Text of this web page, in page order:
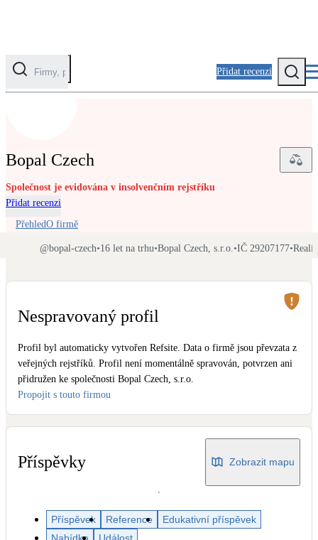
Přidat recenzi
Solární ohřev vody
Dotační, energetické služby
Solární termický systém
Na přípravu teplé vody i přitápění
Klimatizace
Teplovzdušné vytápění
Okna / dveře
Bopal Czech
Společnost je evidována v insolvenčním rejstříku
Přidat recenzi
PřehledO firmě
@bopal-czech•16 let na trhu•Bopal Czech, s.r.o.•IČ 29207177•
Nespravovaný profil
Profil byl automaticky vytvořen Refsite. Data o firmě jsou převzata z
veřejných rejstříků. Profil není momentálně spravován, potvrzen ani
přidružen ke společnosti Bopal Czech, s.r.o.
Propojit s touto firmou
Příspěvky Zobrazit mapu
Příspěvek Reference
Edukativní příspěvek
Nabídka
Událost